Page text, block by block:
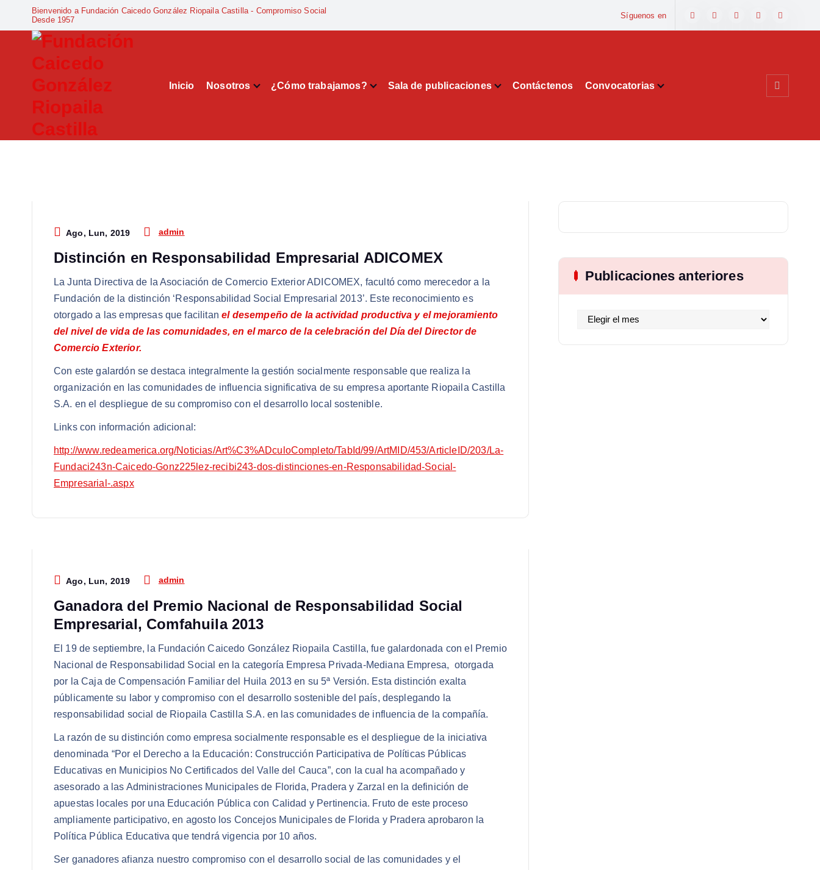
Bienvenido a Fundación Caicedo González Riopaila Castilla - Compromiso Social
Desde 1957
Síguenos en
Inicio Nosotros ¿Cómo trabajamos? Sala de publicaciones Contáctenos Convocatorias
Ago, Lun, 2019 admin
Distinción en Responsabilidad Empresarial ADICOMEX
La Junta Directiva de la Asociación de Comercio Exterior ADICOMEX, facultó como merecedor a la
Fundación de la distinción ‘Responsabilidad Social Empresarial 2013’. Este reconocimiento es
otorgado a las empresas que facilitanel desempeño de la actividad productiva y el mejoramiento
del nivel de vida de las comunidades, en el marco de la celebración del Día del Director de
Comercio Exterior.
Con este galardón se destaca integralmente la gestión socialmente responsable que realiza la
organización en las comunidades de influencia significativa de su empresa aportante Riopaila Castilla
S.A. en el despliegue de su compromiso con el desarrollo local sostenible.
Links con información adicional:
http://www.redeamerica.org/Noticias/Art%C3%ADculoCompleto/TabId/99/ArtMID/453/ArticleID/203/La-
Fundaci243n-Caicedo-Gonz225lez-recibi243-dos-distinciones-en-Responsabilidad-Social-
Empresarial-.aspx
Ago, Lun, 2019 admin
Ganadora del Premio Nacional de Responsabilidad Social
Empresarial, Comfahuila 2013
El 19 de septiembre, la Fundación Caicedo González Riopaila Castilla, fue galardonada con el Premio
Nacional de Responsabilidad Social en la categoría Empresa Privada-Mediana Empresa, otorgada
por la Caja de Compensación Familiar del Huila 2013 en su 5ª Versión. Esta distinción exalta
públicamente su labor y compromiso con el desarrollo sostenible del país, desplegando la
responsabilidad social de Riopaila Castilla S.A. en las comunidades de influencia de la compañía.
La razón de su distinción como empresa socialmente responsable es el despliegue de la iniciativa
denominada “Por el Derecho a la Educación: Construcción Participativa de Políticas Públicas
Educativas en Municipios No Certificados del Valle del Cauca”, con la cual ha acompañado y
asesorado a las Administraciones Municipales de Florida, Pradera y Zarzal en la definición de
apuestas locales por una Educación Pública con Calidad y Pertinencia. Fruto de este proceso
ampliamente participativo, en agosto los Concejos Municipales de Florida y Pradera aprobaron la
Política Pública Educativa que tendrá vigencia por 10 años.
Ser ganadores afianza nuestro compromiso con el desarrollo social de las comunidades y el
Publicaciones anteriores